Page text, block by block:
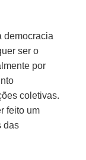
democracia
ser o
por
coletivas.
feito um
das